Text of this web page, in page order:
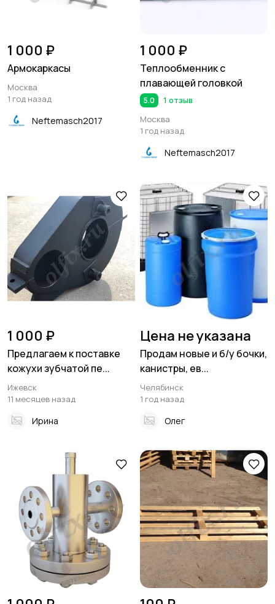
1 000 ₽
Армокаркасы
Москва
1 год назад
Neftemasch2017
1 000 ₽
Теплообменник с
плавающей головкой
5.0
1 отзыв
Москва
1 год назад
Neftemasch2017
1 000 ₽
Предлагаем к поставке
кожухи зубчатой пе...
Ижевск
11 месяцев назад
Ирина
Цена не указана
Продам новые и б/у бочки,
канистры, ев...
Челябинск
1 год назад
Олег